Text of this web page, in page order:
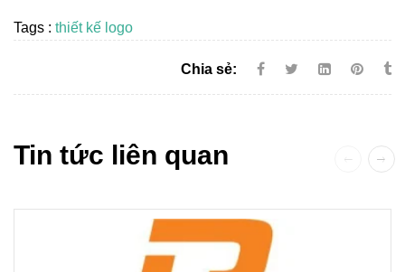
Tags : thiết kế logo
Chia sẻ:
Tin tức liên quan